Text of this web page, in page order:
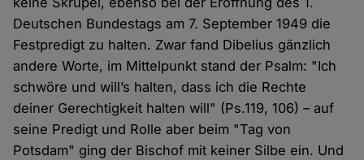
Deutschen Bundestags am 7. September 1949 die
Festpredigt zu halten. Zwar fand Dibelius gänzlich
andere Worte, im Mittelpunkt stand der Psalm: "Ich
schwöre und will’s halten, dass ich die Rechte
deiner Gerechtigkeit halten will" (Ps.119, 106) – auf
seine Predigt und Rolle aber beim "Tag von
Potsdam" ging der Bischof mit keiner Silbe ein. Und